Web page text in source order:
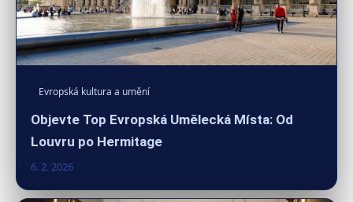
Evropská kultura a umění
Objevte Top Evropská Umělecká Místa: Od
Louvru po Hermitage
6. 2. 2026